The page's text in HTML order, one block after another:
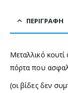
ΠΕΡΙΓΡΑΦΉ
Μεταλλικό
πόρτα που
(οι βίδες δεν